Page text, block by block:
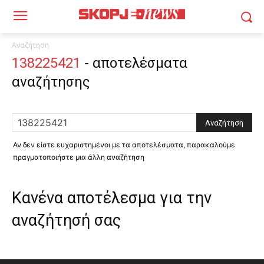
Αναζήτηση
138225421 - αποτελέσματα
αναζήτησης
Αν δεν είστε ευχαριστημένοι με τα αποτελέσματα, παρακαλούμε
πραγματοποιήστε μια άλλη αναζήτηση
Κανένα αποτέλεσμα για την
αναζήτησή σας